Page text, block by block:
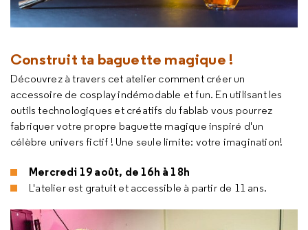
Construit ta baguette magique !
Découvrez à travers cet atelier comment créer un
accessoire de cosplay indémodable et fun. En utilisant les
outils technologiques et créatifs du fablab vous pourrez
fabriquer votre propre baguette magique inspiré d'un
célèbre univers fictif ! Une seule limite: votre imagination!
Mercredi 19 août, de 16h à 18h
L'atelier est gratuit et accessible à partir de 11 ans.